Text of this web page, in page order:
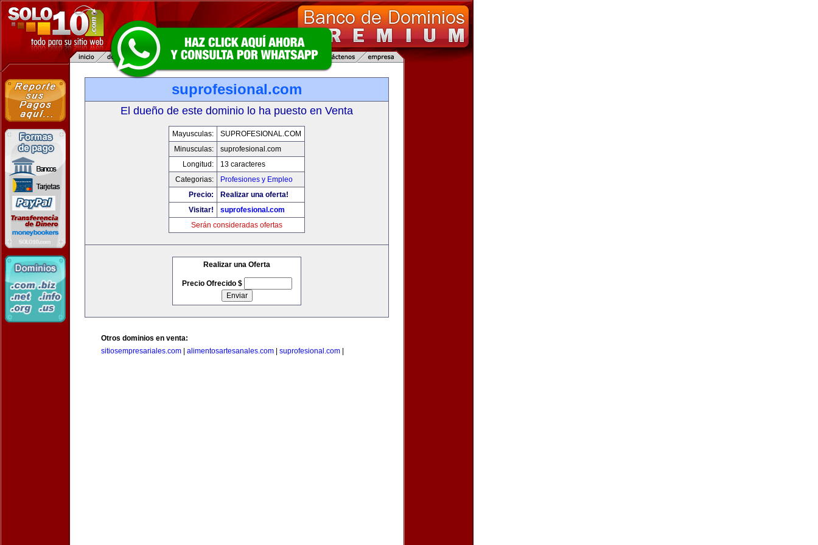
suprofesional.com
El dueño de este dominio lo ha puesto en Venta
Mayusculas:
SUPROFESIONAL.COM
Minusculas:
suprofesional.com
Longitud:
13 caracteres
Categorias:
Profesiones y Empleo
Precio:
Realizar una oferta!
Visitar!
suprofesional.com
Serán consideradas ofertas
Realizar una Oferta
Precio Ofrecido $
Otros dominios en venta:
sitiosempresariales.com
alimentosartesanales.com suprofesional.com